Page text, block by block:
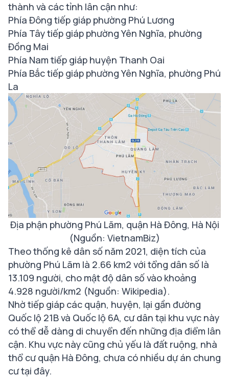
thành và các tỉnh lân cận như:
Phía Đông tiếp giáp phường Phú Lương
Phía Tây tiếp giáp phường Yên Nghĩa, phường
Đồng Mai
Phía Nam tiếp giáp huyện Thanh Oai
Phía Bắc tiếp giáp phường Yên Nghĩa, phường Phú
La
Địa phận phường Phú Lãm, quận Hà Đông, Hà Nội
(Nguồn: VietnamBiz)
Theo thống kê dân số năm 2021, diện tích của
phường Phú Lãm là 2.66 km2 với tổng dân số là
13.109 người, cho mật độ dân số vào khoảng
4.928 người/km2 (Nguồn: Wikipedia).
Nhờ tiếp giáp các quận, huyện, lại gần đường
Quốc lộ 21B và Quốc lộ 6A, cư dân tại khu vực này
có thể dễ dàng di chuyển đến những địa điểm lân
cận. Khu vực này cũng chủ yếu là đất ruộng, nhà
thổ cư quận Hà Đông, chưa có nhiều dự án chung
cư tại đây.